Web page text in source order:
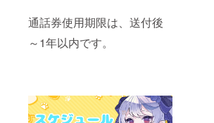
通話券使用期限は、送付後
～1年以内です。